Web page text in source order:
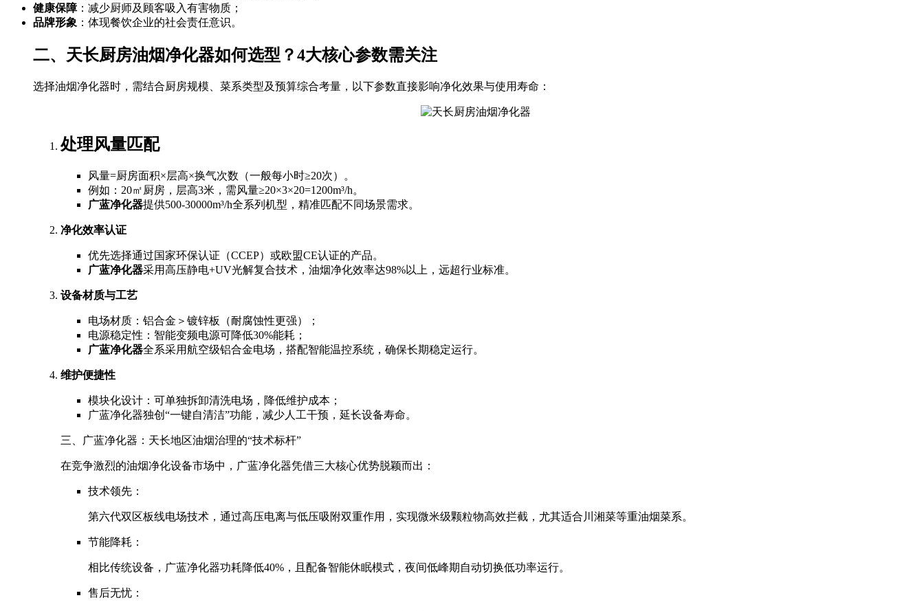
健康保障：减少厨师及顾客吸入有害物质；
品牌形象 ：体现餐饮企业的社会责任意识。
二、天长厨房油烟净化器如何选型？4大核心参数需关注
选择油烟净化器时，需结合厨房规模、菜系类型及预算综合考量，以下参数直接影响净化效果与使用寿命：
处理风量匹配
风量=厨房面积×层高×换气次数（一般每小时≥20次）。
例如：20㎡厨房，层高3米，需风量≥20×3×20=1200m³/h。
广蓝净化器提供500-30000m³/h全系列机型，精准匹配不同场景需求。
净化效率认证
优先选择通过国家环保认证（CCEP）或欧盟CE认证的产品。
广蓝净化器采用高压静电+UV光解复合技术，油烟净化效率达98%以上，远超行业标准。
设备材质与工艺
电场材质：铝合金＞镀锌板（耐腐蚀性更强）；
电源稳定性：智能变频电源可降低30%能耗；
广蓝净化器全系采用航空级铝合金电场，搭配智能温控系统，确保长期稳定运行。
维护便捷性
模块化设计：可单独拆卸清洗电场，降低维护成本；
广蓝净化器独创“一键自清洁”功能，减少人工干预，延长设备寿命。
三、广蓝净化器：天长地区油烟治理的“技术标杆”
在竞争激烈的油烟净化设备市场中，广蓝净化器凭借三大核心优势脱颖而出：
技术领先：
第六代双区板线电场技术，通过高压电离与低压吸附双重作用，实现微米级颗粒物高效拦截，尤其适合川湘菜等重油烟菜系。
节能降耗：
相比传统设备，广蓝净化器功耗降低40%，且配备智能休眠模式，夜间低峰期自动切换低功率运行。
售后无忧：